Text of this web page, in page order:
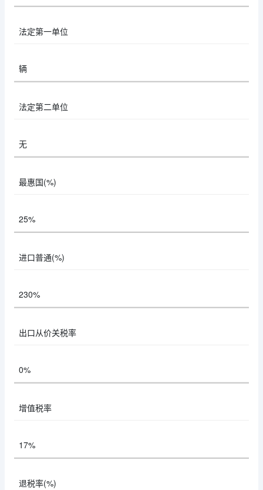
法定第一单位
辆
法定第二单位
无
最惠国(%)
25%
进口普通(%)
230%
出口从价关税率
0%
增值税率
17%
退税率(%)